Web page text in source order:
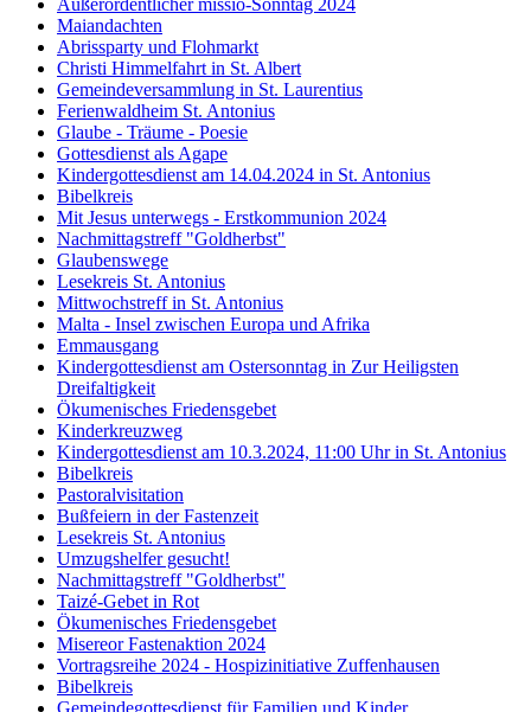
Außerordentlicher missio-Sonntag 2024
Maiandachten
Abrissparty und Flohmarkt
Christi Himmelfahrt in St. Albert
Gemeindeversammlung in St. Laurentius
Ferienwaldheim St. Antonius
Glaube - Träume - Poesie
Gottesdienst als Agape
Kindergottesdienst am 14.04.2024 in St. Antonius
Bibelkreis
Mit Jesus unterwegs - Erstkommunion 2024
Nachmittagstreff "Goldherbst"
Glaubenswege
Lesekreis St. Antonius
Mittwochstreff in St. Antonius
Malta - Insel zwischen Europa und Afrika
Emmausgang
Kindergottesdienst am Ostersonntag in Zur Heiligsten
Dreifaltigkeit
Ökumenisches Friedensgebet
Kinderkreuzweg
Kindergottesdienst am 10.3.2024, 11:00 Uhr in St. Antonius
Bibelkreis
Pastoralvisitation
Bußfeiern in der Fastenzeit
Lesekreis St. Antonius
Umzugshelfer gesucht!
Nachmittagstreff "Goldherbst"
Taizé-Gebet in Rot
Ökumenisches Friedensgebet
Misereor Fastenaktion 2024
Vortragsreihe 2024 - Hospizinitiative Zuffenhausen
Bibelkreis